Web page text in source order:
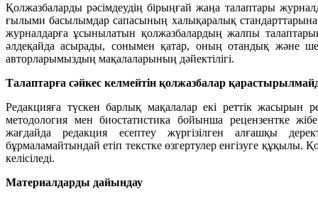
Қолжазбаларды рәсімдеудің бірыңғай жаңа талаптары
ғылыми басылымдар сапасының халықаралық
журналдарға ұсынылатын қолжазбалардың жалпы
әлдеқайда асырады, сонымен қатар, оның отандық және
авторларымыздың мақалаларының дәйектілігі.
Талаптарға сәйкес келмейтін қолжазбалар
Редакцияға түскен барлық мақалалар екі реттік жасырын
методология мен биостатистика бойынша рецензентке
жағдайда редакция есептеу жүргізілген алғашқы
бұрмаламайтындай етіп текстке өзгертулер енгізуге
келісіледі.
Материалдарды дайындау